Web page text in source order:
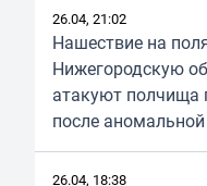
26.04, 21:02
Нашествие на
Нижегородскую
атакуют полчища
после
26.04, 18:38